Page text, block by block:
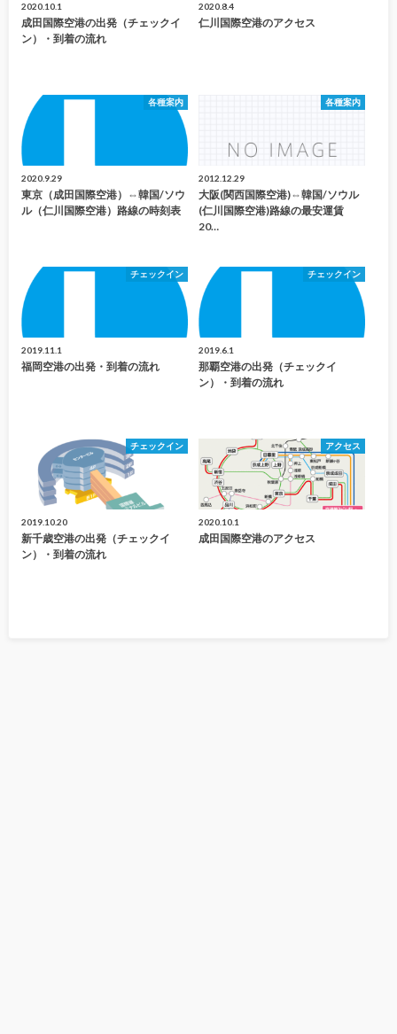
2020.10.1
成田国際空港の出発（チェックイ
ン）・到着の流れ
2020.8.4
仁川国際空港のアクセス
各種案内
2020.9.29
東京（成田国際空港）⇔韓国/ソウ
ル（仁川国際空港）路線の時刻表
各種案内
2012.12.29
大阪(関西国際空港)⇔韓国/ソウル
(仁川国際空港)路線の最安運賃
20…
チェックイン
2019.11.1
福岡空港の出発・到着の流れ
チェックイン
2019.6.1
那覇空港の出発（チェックイ
ン）・到着の流れ
チェックイン
2019.10.20
新千歳空港の出発（チェックイ
ン）・到着の流れ
アクセス
2020.10.1
成田国際空港のアクセス